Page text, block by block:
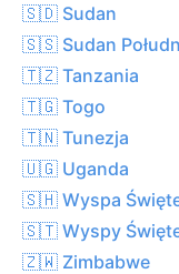
🇸🇩 Sudan
🇸🇸 Sudan
🇹🇿 Tanzania
🇹🇬 Togo
🇹🇳 Tunezja
🇺🇬 Uganda
🇸🇭 Wyspa
🇸🇹 Wyspy
🇿🇼 Zimbabwe